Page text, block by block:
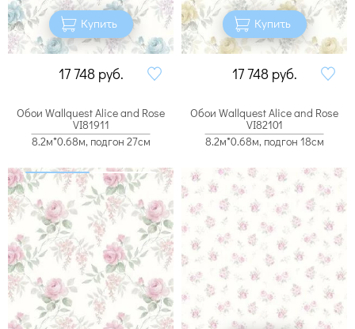
Купить
17 748 руб.
Купить
17 748 руб.
Обои Wallquest Alice and Rose
VI81911
8.2м*0.68м, подгон 27см
Обои Wallquest Alice and Rose
VI82101
8.2м*0.68м, подгон 18см